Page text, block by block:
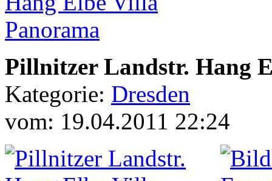
Pillnitzer Landstr. Hang
Kategorie: Dresden
vom: 19.04.2011 22:24